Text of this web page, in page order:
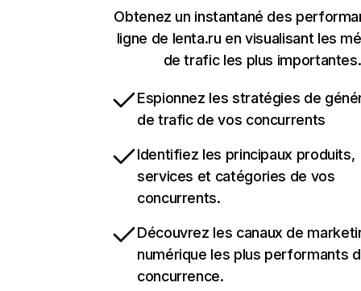
Obtenez un instantané des
ligne de lenta.ru en visualisant les
de trafic les plus importantes.
Espionnez les stratégies de
de trafic de vos concurrents
Identifiez les principaux produits,
services et catégories de vos
concurrents.
Découvrez les canaux de
numérique les plus performants
concurrence.